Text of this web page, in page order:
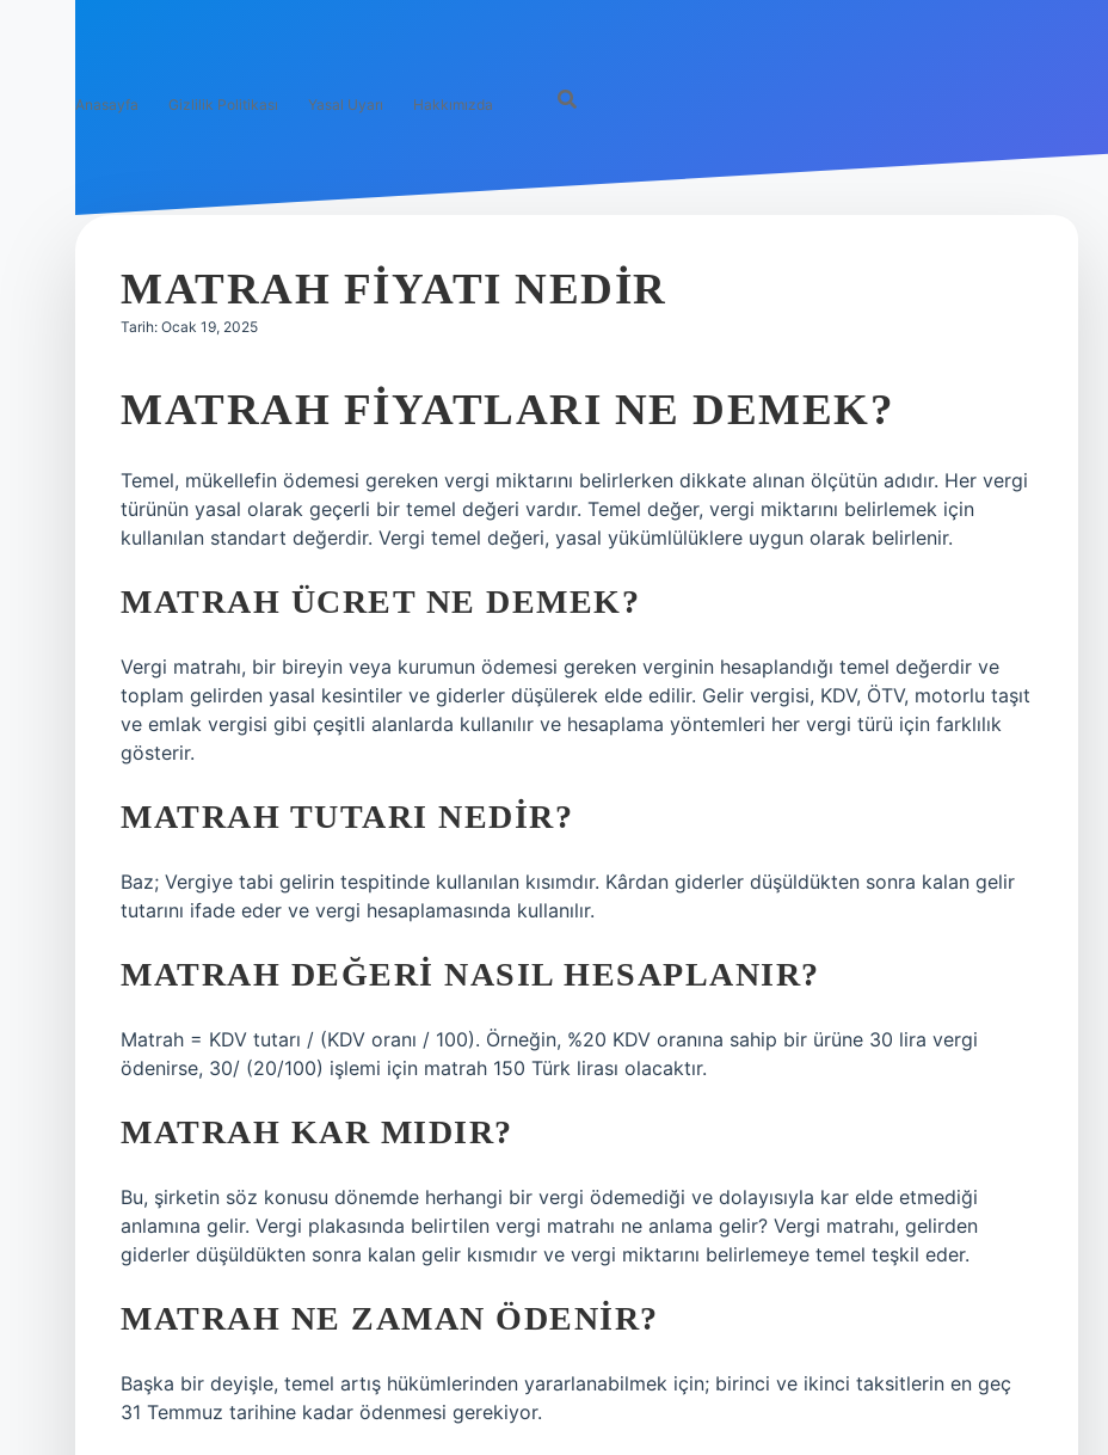
Anasayfa Gizlilik Politikası Yasal Uyarı Hakkımızda
MATRAH FIYATI NEDIR
Tarih: Ocak 19, 2025
MATRAH FIYATLARI NE DEMEK?
Temel, mükellefin ödemesi gereken vergi miktarını belirlerken dikkate alınan ölçütün adıdır. Her vergi
türünün yasal olarak geçerli bir temel değeri vardır. Temel değer, vergi miktarını belirlemek için
kullanılan standart değerdir. Vergi temel değeri, yasal yükümlülüklere uygun olarak belirlenir.
MATRAH ÜCRET NE DEMEK?
Vergi matrahı, bir bireyin veya kurumun ödemesi gereken verginin hesaplandığı temel değerdir ve
toplam gelirden yasal kesintiler ve giderler düşülerek elde edilir. Gelir vergisi, KDV, ÖTV, motorlu taşıt
ve emlak vergisi gibi çeşitli alanlarda kullanılır ve hesaplama yöntemleri her vergi türü için farklılık
gösterir.
MATRAH TUTARI NEDIR?
Baz; Vergiye tabi gelirin tespitinde kullanılan kısımdır. Kârdan giderler düşüldükten sonra kalan gelir
tutarını ifade eder ve vergi hesaplamasında kullanılır.
MATRAH DEĞERI NASIL HESAPLANIR?
Matrah = KDV tutarı / (KDV oranı / 100). Örneğin, %20 KDV oranına sahip bir ürüne 30 lira vergi
ödenirse, 30/ (20/100) işlemi için matrah 150 Türk lirası olacaktır.
MATRAH KAR MIDIR?
Bu, şirketin söz konusu dönemde herhangi bir vergi ödemediği ve dolayısıyla kar elde etmediği
anlamına gelir. Vergi plakasında belirtilen vergi matrahı ne anlama gelir? Vergi matrahı, gelirden
giderler düşüldükten sonra kalan gelir kısmıdır ve vergi miktarını belirlemeye temel teşkil eder.
MATRAH NE ZAMAN ÖDENIR?
Başka bir deyişle, temel artış hükümlerinden yararlanabilmek için; birinci ve ikinci taksitlerin en geç
31 Temmuz tarihine kadar ödenmesi gerekiyor.